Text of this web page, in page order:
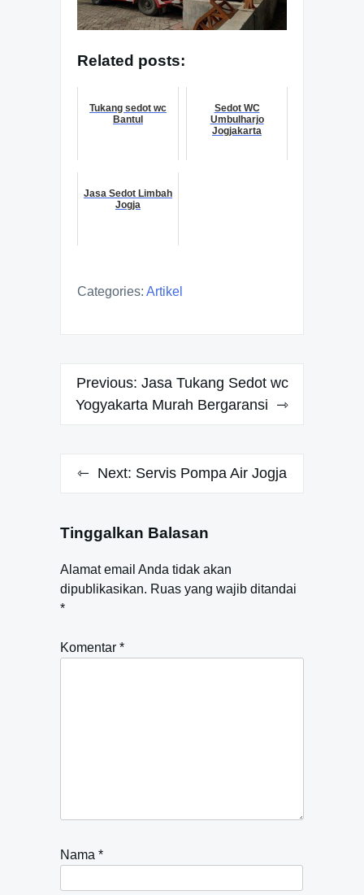
Related posts:
Tukang sedot wc
Bantul
Sedot WC
Umbulharjo
Jogjakarta
Jasa Sedot Limbah
Jogja
Categories: Artikel
Navigasi
pos
Previous: Jasa Tukang Sedot wc
Yogyakarta Murah Bergaransi
Next: Servis Pompa Air Jogja
Tinggalkan Balasan
Alamat email Anda tidak akan
dipublikasikan. Ruas yang wajib ditandai
*
Komentar *
Nama *